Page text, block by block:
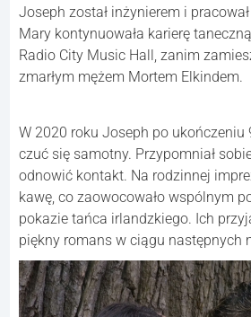
Joseph został inżynierem i
Mary kontynuowała karierę
Radio City Music Hall, zanim
zmarłym mężem Mortem Elkindem.
W 2020 roku Joseph po ukończeniu
czuć się samotny. Przypomniał
odnowić kontakt. Na rodzinnej
kawę, co zaowocowało wspólnym
pokazie tańca irlandzkiego. Ich
piękny romans w ciągu następnych